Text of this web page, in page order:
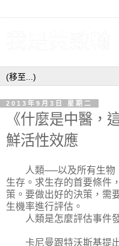
2013年9月3日 星期二
《什麼是中醫，
鮮活性效應
人類──以及所有生物
生存。求生存的首要條件
策。要做出好的決策，需
生機率進行評估。
人類是怎麼評估事件
卡尼曼跟特沃斯基提